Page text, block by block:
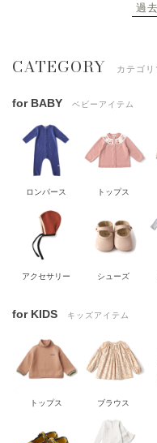
過
CATEGORY カテゴリ
for BABY ベビーアイテム
ロンパース トップス
アクセサリー シューズ
for KIDS キッズアイテム
トップス ブラウス